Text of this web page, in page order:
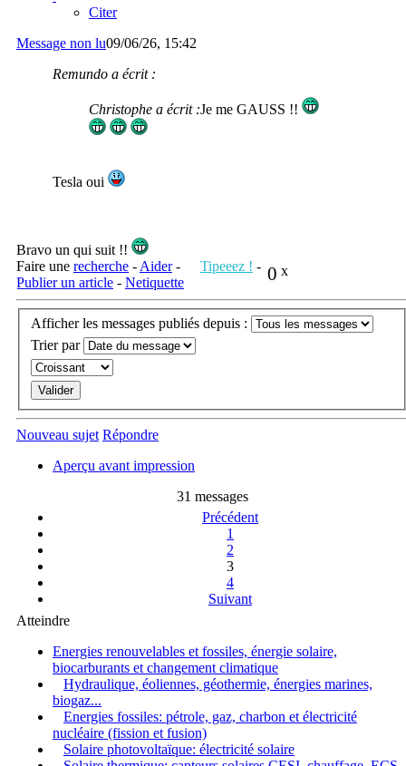
Citer
Message non lu09/06/26, 15:42
Remundo a écrit :
Christophe a écrit :Je me GAUSS !!
Tesla oui
Bravo un qui suit !!
0 x
Faire une recherche - Aider- Tipeeez ! -
Publier un article - Netiquette
Afficher les messages publiés depuis :
Trier par
Nouveau sujet Répondre
Aperçu avant impression
31 messages
Précédent
1
2
3
4
Suivant
Atteindre
Energies renouvelables et fossiles, énergie solaire,
biocarburants et changement climatique
Hydraulique, éoliennes, géothermie, énergies marines,
biogaz...
Energies fossiles: pétrole, gaz, charbon et électricité
nucléaire (fission et fusion)
Solaire photovoltaïque: électricité solaire